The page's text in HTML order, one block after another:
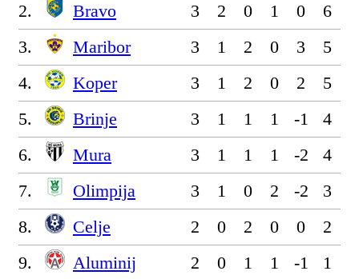
2.
Bravo 3 2 0 1 0
6
3.
Maribor 3 1 2 0 3
5
4.
Koper 3 1 2 0 2
5
5.
Brinje 3 1 1 1 -1
4
6.
Mura 3 1 1 1 -2
4
7.
Olimpija 3 1 0 2 -2
3
8.
Celje 2 0 2 0 0
2
9.
Aluminij 2 0 1 1 -1 1